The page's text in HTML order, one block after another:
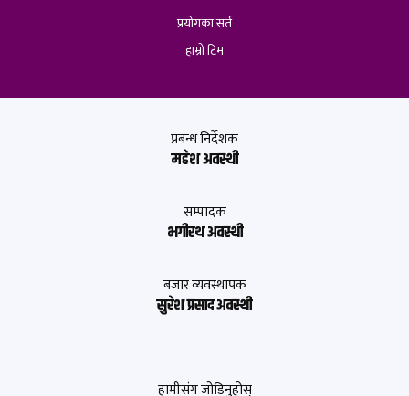
प्रयोगका सर्त
हाम्रो टिम
प्रबन्ध निर्देशक
महेश अवस्थी
सम्पादक
भगीरथ अवस्थी
बजार व्यवस्थापक
सुरेश प्रसाद अवस्थी
हामीसंग जोडिनुहोस्